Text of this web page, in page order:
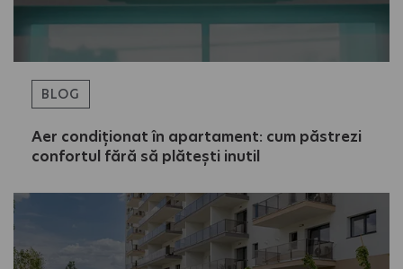
BLOG
Aer condiționat în apartament: cum păstrezi
confortul fără să plătești inutil